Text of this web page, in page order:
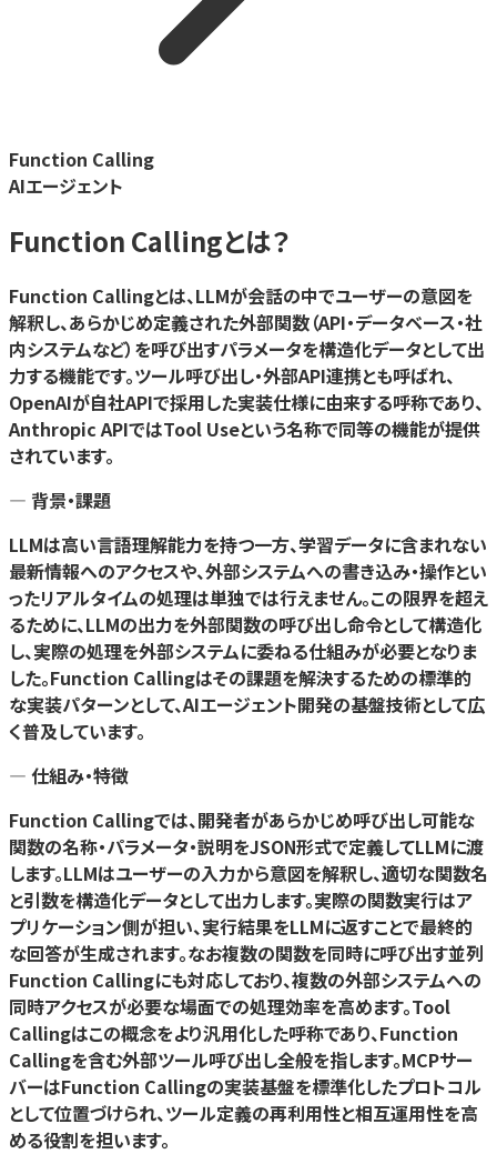
Function Calling
AIエージェント
Function Callingとは？
Function Callingとは、LLMが会話の中でユーザーの意図を
解釈し、あらかじめ定義された外部関数（API・データベース・社
内システムなど）を呼び出すパラメータを構造化データとして出
力する機能です。ツール呼び出し・外部API連携とも呼ばれ、
OpenAIが自社APIで採用した実装仕様に由来する呼称であり、
Anthropic APIではTool Useという名称で同等の機能が提供
されています。
— 背景・課題
LLMは高い言語理解能力を持つ一方、学習データに含まれない
最新情報へのアクセスや、外部システムへの書き込み・操作とい
ったリアルタイムの処理は単独では行えません。この限界を超え
るために、LLMの出力を外部関数の呼び出し命令として構造化
し、実際の処理を外部システムに委ねる仕組みが必要となりま
した。Function Callingはその課題を解決するための標準的
な実装パターンとして、AIエージェント開発の基盤技術として広
く普及しています。
— 仕組み・特徴
Function Callingでは、開発者があらかじめ呼び出し可能な
関数の名称・パラメータ・説明をJSON形式で定義してLLMに渡
します。LLMはユーザーの入力から意図を解釈し、適切な関数名
と引数を構造化データとして出力します。実際の関数実行はア
プリケーション側が担い、実行結果をLLMに返すことで最終的
な回答が生成されます。なお複数の関数を同時に呼び出す並列
Function Callingにも対応しており、複数の外部システムへの
同時アクセスが必要な場面での処理効率を高めます。Tool
Callingはこの概念をより汎用化した呼称であり、Function
Callingを含む外部ツール呼び出し全般を指します。MCPサー
バーはFunction Callingの実装基盤を標準化したプロトコル
として位置づけられ、ツール定義の再利用性と相互運用性を高
める役割を担います。